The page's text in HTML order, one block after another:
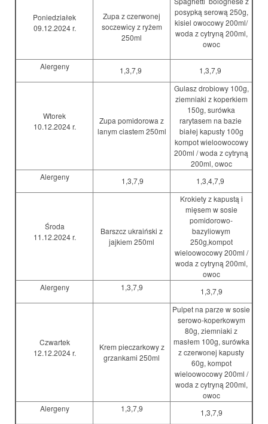
Poniedziałek
09.12.2024 r.
Zupa z czerwonej
soczewicy z ryżem
250ml
posypką serową 250g,
kisiel owocowy 200ml/
woda z cytryną 200ml,
owoc
Alergeny 1,3,7,9 1,3,7,9
Wtorek
10.12.2024 r.
Zupa pomidorowa z
lanym ciastem 250ml
Gulasz drobiowy 100g,
ziemniaki z koperkiem
150g, surówka
rarytasem na bazie
białej kapusty 100g
kompot wieloowocowy
200ml / woda z cytryną
200ml, owoc
Alergeny
1,3,7,9 1,3,4,7,9
Środa
11.12.2024 r.
Barszcz ukraiński z
jajkiem 250ml
Krokiety z kapustą i
mięsem w sosie
pomidorowo-
bazyliowym
250g,kompot
wieloowocowy 200ml /
woda z cytryną 200ml,
owoc
Alergeny
1,3,7,9 1,3,7,9
Czwartek
12.12.2024 r.
Krem pieczarkowy z
grzankami 250ml
Pulpet na parze w sosie
serowo-koperkowym
80g, ziemniaki z
masłem 100g, surówka
z czerwonej kapusty
60g, kompot
wieloowocowy 200ml /
woda z cytryną 200ml,
owoc
Alergeny
1,3,7,9 1,3,7,9